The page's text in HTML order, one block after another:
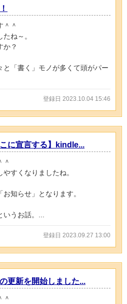
＾＾
ね～。
か？
と「書く」モノが多くて頭がパー
登録日 2023.10.04 15:46
に宣言する】kindle...
＾
すくなりましたね。
知らせ」となります。
いうお話。...
登録日 2023.09.27 13:00
更新を開始しました...
＾